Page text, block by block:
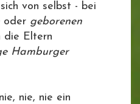
von selbst - bei
oder geborenen
die Eltern
Hamburger
nie, nie ein